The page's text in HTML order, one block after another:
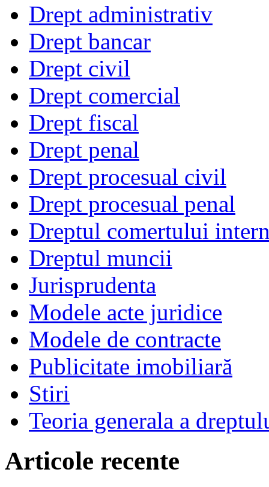
Drept administrativ
Drept bancar
Drept civil
Drept comercial
Drept fiscal
Drept penal
Drept procesual civil
Drept procesual penal
Dreptul comertului
Dreptul muncii
Jurisprudenta
Modele acte juridice
Modele de contracte
Publicitate imobiliară
Stiri
Teoria generala a
Articole recente